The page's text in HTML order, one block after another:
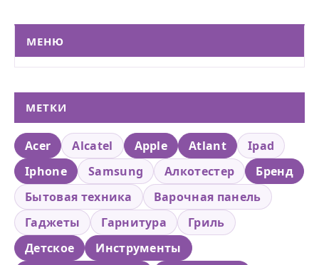
МЕНЮ
МЕТКИ
Acer Alcatel Apple Atlant
Ipad
Iphone
Samsung Алкотестер
Бренд
Бытовая техника
Варочная панель
Гаджеты
Гарнитура
Гриль
Детское
Инструменты